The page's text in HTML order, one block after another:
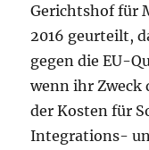
Gerichtshof für
2016 geurteilt,
gegen die EU-
wenn ihr Zweck
der Kosten für
Integrations-